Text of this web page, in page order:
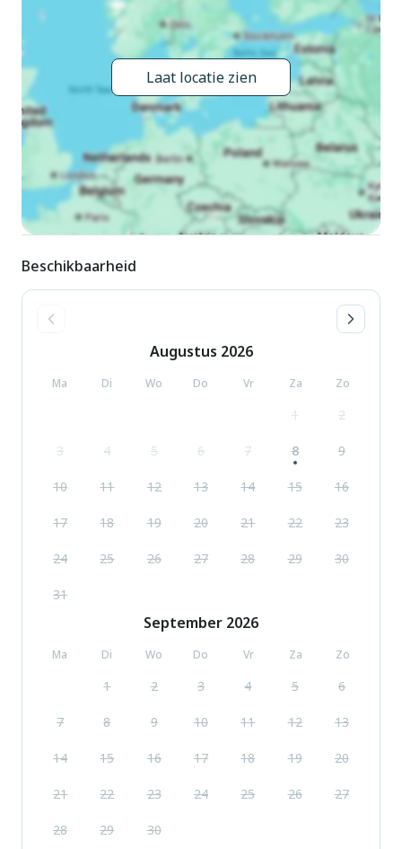
kunnen worden geboekt.
Laat locatie zien
Beschikbaarheid
Augustus 2026
Ma Di Wo Do Vr Za Zo
1 2
3 4 5 6 7 8 9
10 11 12 13 14 15 16
17 18 19 20 21 22 23
24 25 26 27 28 29 30
31
September 2026
Ma Di Wo Do Vr Za Zo
1 2 3 4 5 6
7 8 9 10 11 12 13
14 15 16 17 18 19 20
21 22 23 24 25 26 27
28 29 30